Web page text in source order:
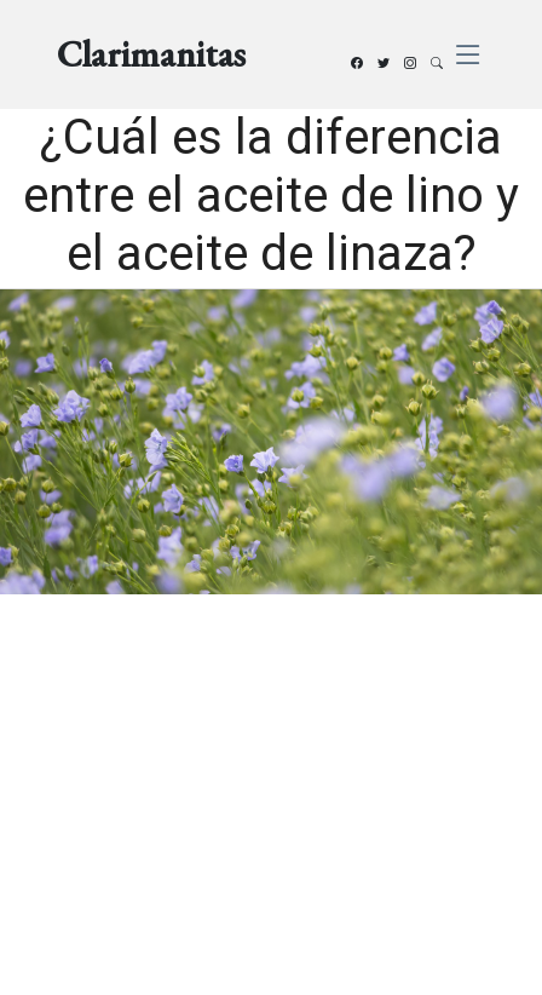
Clarimanitas
¿Cuál es la diferencia
entre el aceite de lino y
el aceite de linaza?